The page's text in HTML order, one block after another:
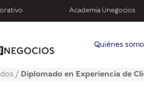
Academia Unegocios
Quiénes
/ Diplomado en Experiencia de